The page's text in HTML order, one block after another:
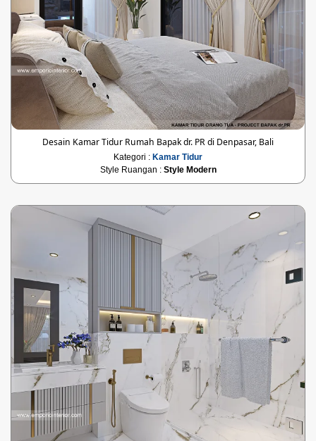
Desain Kamar Tidur Rumah Bapak dr. PR di Denpasar, Bali
Kategori : Kamar Tidur
Style Ruangan : Style Modern